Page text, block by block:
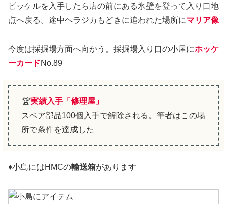
ピッケルを入手したら店の前にある氷壁を登って入り口地
点へ戻る。途中ヘラジカもどきに追われた場所にマリア像
今度は採掘場方面へ向かう。採掘場入り口の小屋にホッケ
ーカードNo.89
🏆実績入手「修理屋」
スペア部品100個入手で解除される。筆者はこの場
所で条件を達成した
♦小島にはHMCの輸送箱があります